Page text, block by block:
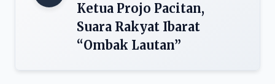
Ketua Projo Pacitan,
Suara Rakyat Ibarat
“Ombak Lautan”